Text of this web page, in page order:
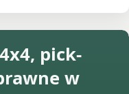
pick-
w